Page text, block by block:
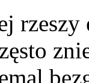
rzeszy